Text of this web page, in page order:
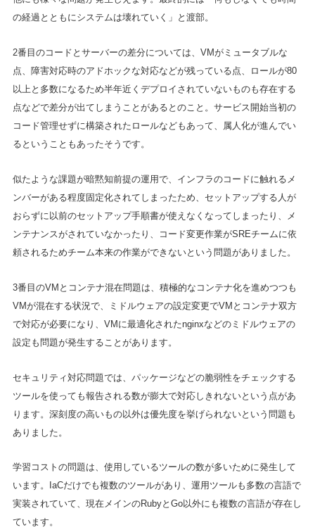
の経過とともにシステムは壊れていく」と渡部。
2番目のコードとサーバーの差分については、VMがミュータブルな
点、障害対応時のアドホックな対応などが残っている点、ロールが80
以上と多数になるため半年近くデプロイされていないものも存在する
点などで差分が出てしまうことがあるとのこと。サービス開始当初の
コード管理せずに構築されたロールなどもあって、属人化が進んでい
るということもあったそうです。
似たような課題が暗黙知前提の運用で、インフラのコードに触れるメ
ンバーがある程度固定化されてしまったため、セットアップする人が
おらずに以前のセットアップ手順書が使えなくなってしまったり、メ
ンテナンスがされていなかったり、コード変更作業がSREチームに依
頼されるためチーム本来の作業ができないという問題がありました。
3番目のVMとコンテナ混在問題は、積極的なコンテナ化を進めつつも
VMが混在する状況で、ミドルウェアの設定変更でVMとコンテナ双方
で対応が必要になり、VMに最適化されたnginxなどのミドルウェアの
設定も問題が発生することがあります。
セキュリティ対応問題では、パッケージなどの脆弱性をチェックする
ツールを使っても報告される数が膨大で対応しきれないという点があ
ります。深刻度の高いもの以外は優先度を挙げられないという問題も
ありました。
学習コストの問題は、使用しているツールの数が多いために発生して
います。IaCだけでも複数のツールがあり、運用ツールも多数の言語で
実装されていて、現在メインのRubyとGo以外にも複数の言語が存在し
ています。